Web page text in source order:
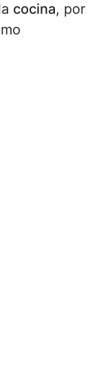
cocina, por